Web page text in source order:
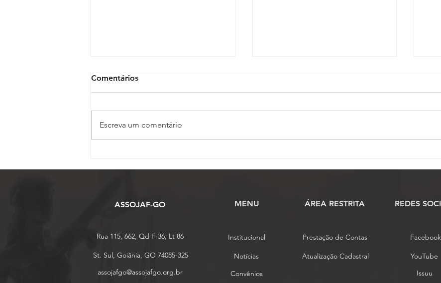
Comentários
Escreva um comentário
ASSOJAF-GO MENU ​ÁREA RESTRITA REDES
Rua 115, 662, Qd F-36, Lt 86
St. Sul, Goiânia, GO 74085-325
assojafgo@assojafgo.org.br
Institucional
Notícias
Prestação de Contas
Atualização Cadastral
Convênios
Facebook
YouTube
Issuu